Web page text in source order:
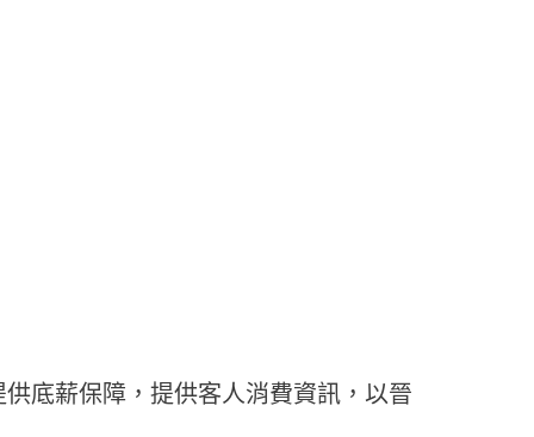
底薪保障，提供客人消費資訊，以晉